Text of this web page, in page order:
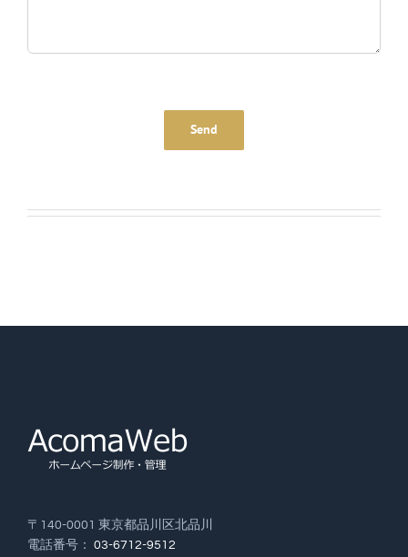
〒140-0001 東京都品川区北品川
電話番号： 03-6712-9512